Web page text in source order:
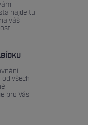
nejnižší úrokové
situaci a veškeré
hypoteční
najde tu
váš
od všech
pro Vás